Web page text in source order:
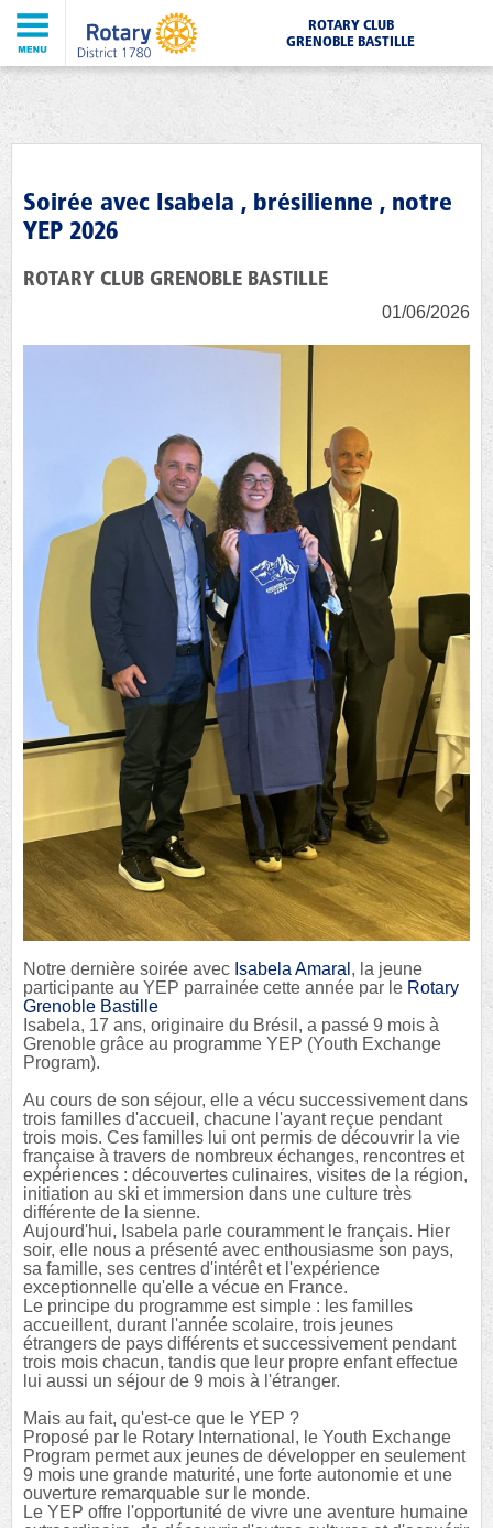
ROTARY CLUB
GRENOBLE BASTILLE
Soirée avec Isabela , brésilienne , notre
YEP 2026
ROTARY CLUB GRENOBLE BASTILLE
01/06/2026
Notre dernière soirée avec Isabela Amaral , la jeune
participante au YEP parrainée cette année par le Rotary
Grenoble Bastille
Isabela, 17 ans, originaire du Brésil, a passé 9 mois à
Grenoble grâce au programme YEP (Youth Exchange
Program).
Au cours de son séjour, elle a vécu successivement dans
trois familles d'accueil, chacune l'ayant reçue pendant
trois mois. Ces familles lui ont permis de découvrir la vie
française à travers de nombreux échanges, rencontres et
expériences : découvertes culinaires, visites de la région,
initiation au ski et immersion dans une culture très
différente de la sienne.
Aujourd'hui, Isabela parle couramment le français. Hier
soir, elle nous a présenté avec enthousiasme son pays,
sa famille, ses centres d'intérêt et l'expérience
exceptionnelle qu'elle a vécue en France.
Le principe du programme est simple : les familles
accueillent, durant l'année scolaire, trois jeunes
étrangers de pays différents et successivement pendant
trois mois chacun, tandis que leur propre enfant effectue
lui aussi un séjour de 9 mois à l'étranger.
Mais au fait, qu'est-ce que le YEP ?
Proposé par le Rotary International, le Youth Exchange
Program permet aux jeunes de développer en seulement
9 mois une grande maturité, une forte autonomie et une
ouverture remarquable sur le monde.
Le YEP offre l'opportunité de vivre une aventure humaine